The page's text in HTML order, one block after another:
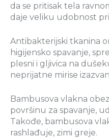
da se pritisak tela
daje veliku udobnost
Antibakterijski tkanina
higijensko spavanje,
plesni i gljivica na
neprijatne mirise
Bambusova vlakna
površinu za spavanje,
Takođe, bambusova
rashlađuje, zimi greje.